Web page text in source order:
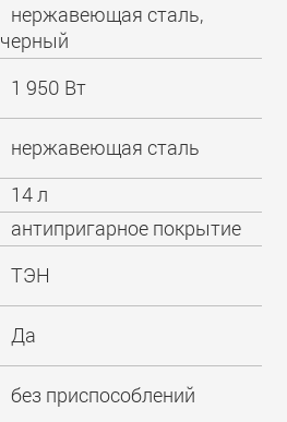
нержавеющая сталь,
черный
1 950 Вт
нержавеющая сталь
14 л
антипригарное покрытие
ТЭН
Да
без приспособлений